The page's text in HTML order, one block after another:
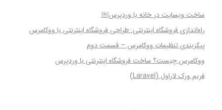
ساخت وبسایت در خانه با وردپرس￼
راه‌اندازی فروشگاه اینترنتی: طراحی فروشگاه اینترنتی با ووکامرس
پیکربندی تنظیمات ووکامرس – قسمت دوم
ووکامرس چیست؟ ساخت فروشگاه اینترنتی با وردپرس
فریم ورک لاراول (Laravel)